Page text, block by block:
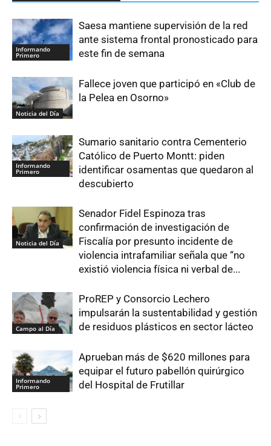
Informando
Primero
Saesa mantiene supervisión de la red
ante sistema frontal pronosticado para
este fin de semana
Noticia del Día
Fallece joven que participó en «Club de
la Pelea en Osorno»
Informando
Primero
Sumario sanitario contra Cementerio
Católico de Puerto Montt: piden
identificar osamentas que quedaron al
descubierto
Noticia del Día
Senador Fidel Espinoza tras
confirmación de investigación de
Fiscalía por presunto incidente de
violencia intrafamiliar señala que “no
existió violencia física ni verbal de...
Campo al Día
ProREP y Consorcio Lechero
impulsarán la sustentabilidad y gestión
de residuos plásticos en sector lácteo
Informando
Primero
Aprueban más de $620 millones para
equipar el futuro pabellón quirúrgico
del Hospital de Frutillar